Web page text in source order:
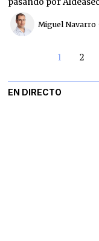
Miguel Navarro
1 2
EN DIRECTO